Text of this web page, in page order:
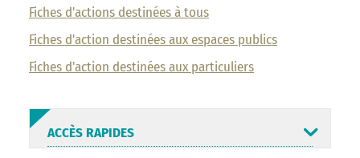
Fiches d'actions destinées à tous
Fiches d'action destinées aux espaces publics
Fiches d'action destinées aux particuliers
ACCÈS RAPIDES